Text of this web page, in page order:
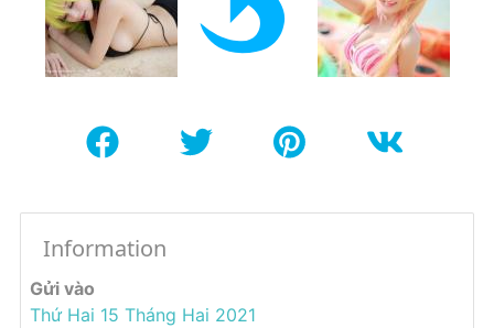
Information
Gửi vào
Thứ Hai 15 Tháng Hai 2021